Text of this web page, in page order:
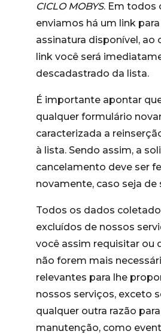
CICLO MOBYS. Em todos
enviamos há um link
assinatura disponível, ao
link você será
descadastrado da lista.
É importante apontar
qualquer formulário
caracterizada a
à lista. Sendo assim, a
cancelamento deve ser
novamente, caso seja de
Todos os dados
excluídos de nossos
você assim requisitar ou
não forem mais
relevantes para lhe
nossos serviços, exceto
qualquer outra razão
manutenção, como